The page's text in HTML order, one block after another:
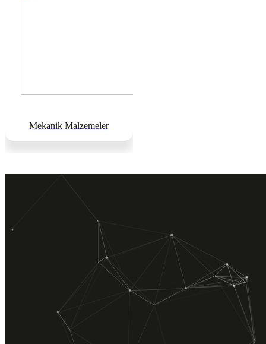
Mekanik Malzemeler
Mekanik Tesisat, Elektrik Tesisatı ve İnşaat sektöründe faaliyet
göstermekte olup müşteri memnuniyetini ilke edinmiştir. Tecrübeli
teknik kadrosuyla proje, mühendislik hizmetleri taahhüt konularında
Ürünlerimiz
Projelerimiz